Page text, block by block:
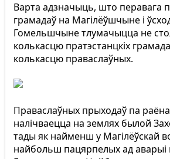
Варта адзначыць, што перавага
грамадаў на Магілёўшчыне і
Гомельшчыне тлумачыцца не
колькасцю пратэстанцкіх
колькасцю праваслаўных.
Праваслаўных прыходаў па
налічваецца на землях былой
тады як найменш у Магілёўскай
найбольш пацярпелых ад